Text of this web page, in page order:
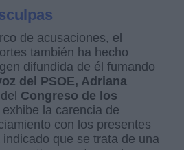
de acusaciones, el
también ha hecho
difundida de él fumando
del PSOE, Adriana
Congreso de los
exhibe la carencia de
con los presentes
que se trata de una